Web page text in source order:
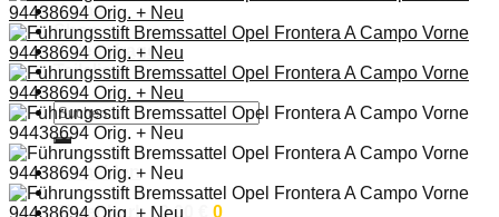
Home
Shop
Teileanfrage
Teileliste
Suchen
nach:
Anmelden
Warenkorb /0,00
0